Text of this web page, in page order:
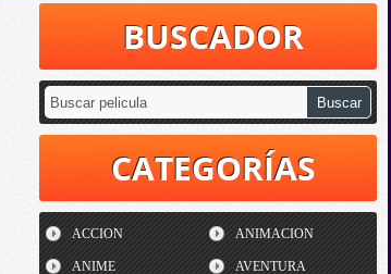
BUSCADOR
CATEGORÍAS
ACCION ANIMACION
ANIME AVENTURA